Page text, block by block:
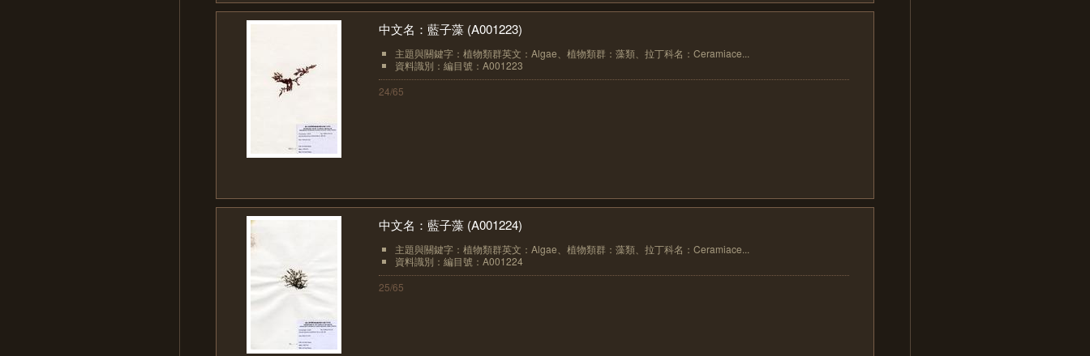
中文名：藍子藻 (A001223)
主題與關鍵字：植物類群英文：Algae、植物類群：藻類、拉丁科名：Ceramiace...
資料識別：編目號：A001223
24/65
中文名：藍子藻 (A001224)
主題與關鍵字：植物類群英文：Algae、植物類群：藻類、拉丁科名：Ceramiace...
資料識別：編目號：A001224
25/65